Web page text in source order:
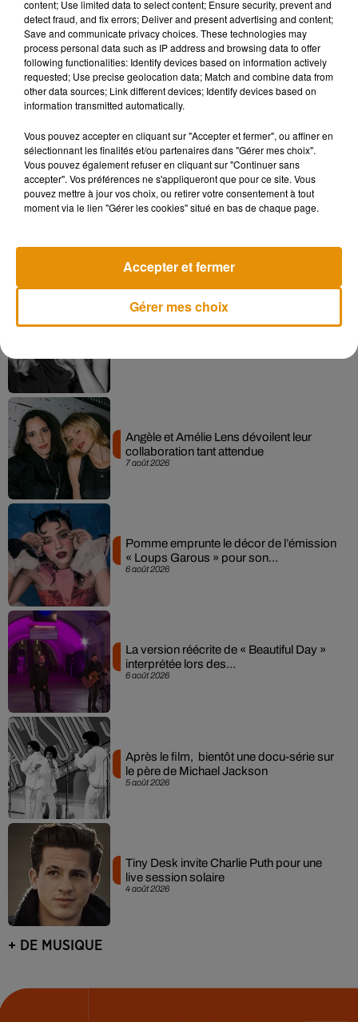
professionnels pour travailler sur les paroles, la musique, et
sur le clip. Il a également décidé de faire appel à des
comédiens, sportifs, ou encore animateurs, pour chanter
cette chanson.
Le clip sera tourné fin septembre- début octobre à Blois et
Tours. Des figurants sont recherchés. Ceux qui souhaitent
l'adresse :j.bellet17@laposte.net.
Et pour rappel, un numéro est mis à disposition pour les
victimes de harcèlement scolaire..le 30 20.
Madonna sort enfin le remix de « Love
7 août 2026
Angèle et Amélie Lens dévoilent leur
collaboration tant attendue
6 août 2026
Pomme emprunte le décor de l’émission
« Loups Garous » pour son...
6 août 2026
La version réécrite de « Beautiful Day »
interprétée lors des...
5 août 2026
Après le film, bientôt une docu-série sur
le père de Michael Jackson
4 août 2026
Tiny Desk invite Charlie Puth pour une
live session solaire
+ DE MUSIQUE
content; Use limited data to select content; Ensure security, prevent and
detect fraud, and fix errors; Deliver and present advertising and content;
Save and communicate privacy choices. These technologies may
process personal data such as IP address and browsing data to offer
following functionalities: Identify devices based on information actively
requested; Use precise geolocation data; Match and combine data from
other data sources; Link different devices; Identify devices based on
information transmitted automatically.
Vous pouvez accepter en cliquant sur "Accepter et fermer", ou affiner en
sélectionnant les finalités et/ou partenaires dans "Gérer mes choix".
Vous pouvez également refuser en cliquant sur "Continuer sans
accepter". Vos préférences ne s'appliqueront que pour ce site. Vous
pouvez mettre à jour vos choix, ou retirer votre consentement à tout
moment via le lien "Gérer les cookies" situé en bas de chaque page.
Gérer mes choix
Accepter et fermer